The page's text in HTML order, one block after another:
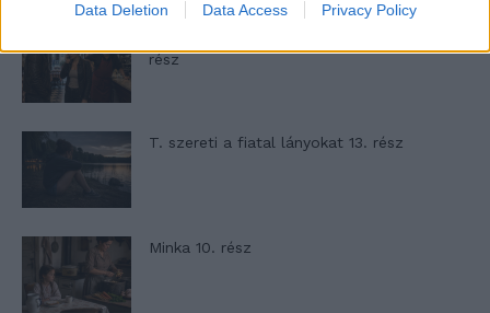
Data Deletion Data Access Privacy Policy
rész
T. szereti a fiatal lányokat 13. rész
Minka 10. rész